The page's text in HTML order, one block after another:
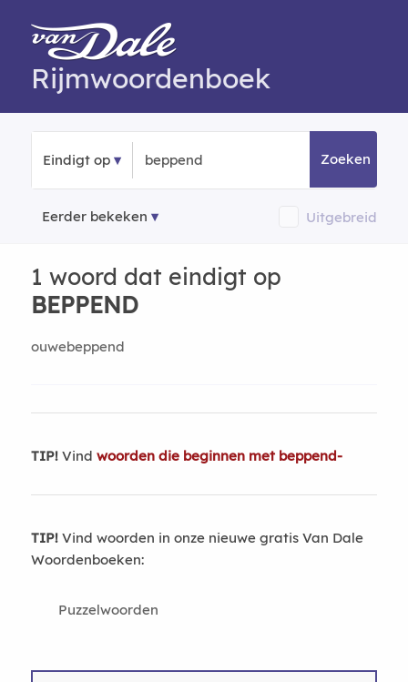
Rijmwoordenboek
Eindigt op Zoeken
Eerder bekeken Uitgebreid
1 woord dat eindigt op
BEPPEND
ouwebeppend
TIP!Vind woorden die beginnen met beppend-
TIP!Vind woorden in onze nieuwe gratis Van Dale
Woordenboeken:
Puzzelwoorden